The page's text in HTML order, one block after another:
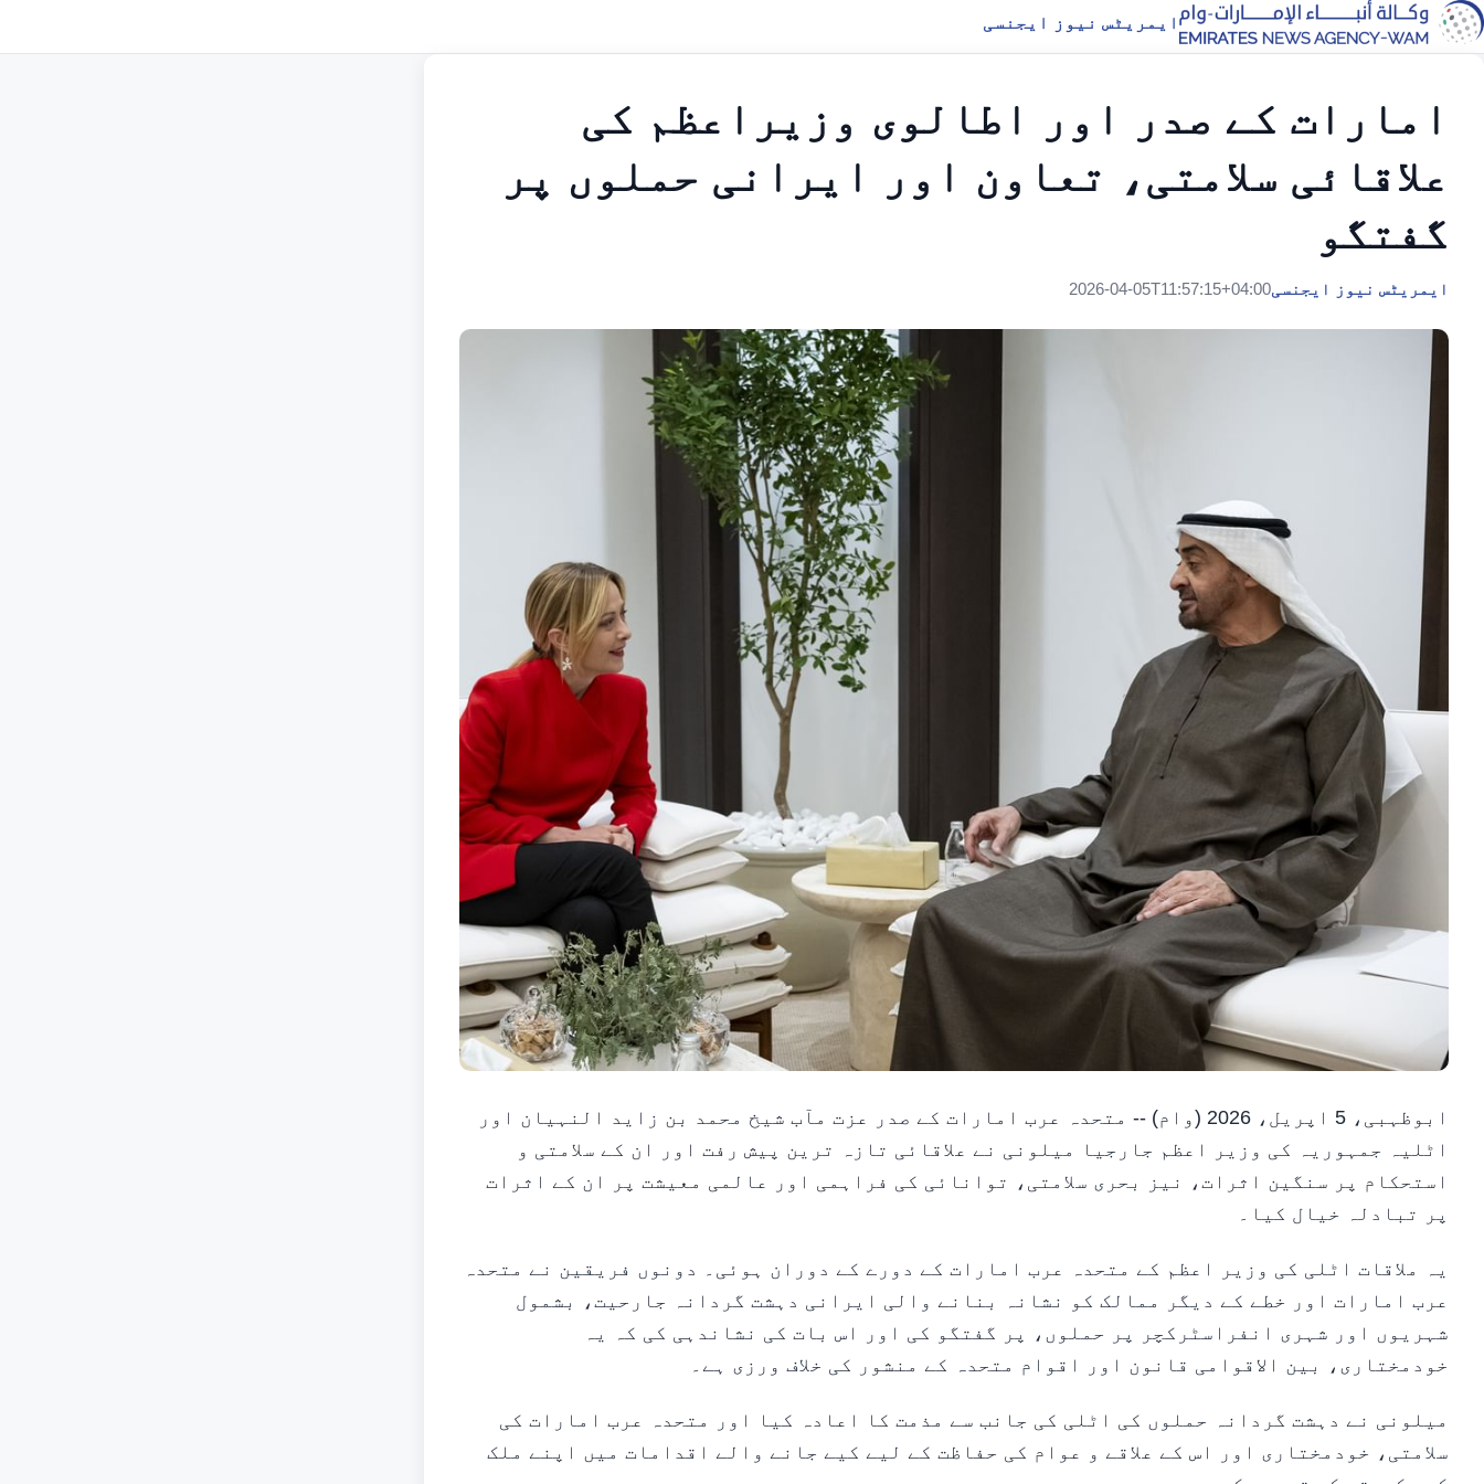
ایمریٹس نیوز ایجنسی
امارات کے صدر اور اطالوی وزیراعظم کی
علاقائی سلامتی، تعاون اور ایرانی حملوں پر
گفتگو
ایمریٹس نیوز ایجنسی2026-04-05T11:57:15+04:00
ابوظہبی، 5 اپریل، 2026 (وام) -- متحدہ عرب امارات کے صدر عزت مآب شیخ محمد بن زاید النہیان اور
اٹلیہ جمہوریہ کی وزیر اعظم جارجیا میلونی نے علاقائی تازہ ترین پیش رفت اور ان کے سلامتی و
استحکام پر سنگین اثرات، نیز بحری سلامتی، توانائی کی فراہمی اور عالمی معیشت پر ان کے اثرات
پر تبادلہ خیال کیا۔
یہ ملاقات اٹلی کی وزیر اعظم کے متحدہ عرب امارات کے دورے کے دوران ہوئی۔ دونوں فریقین نے متحدہ
عرب امارات اور خطے کے دیگر ممالک کو نشانہ بنانے والی ایرانی دہشت گردانہ جارحیت، بشمول
شہریوں اور شہری انفراسٹرکچر پر حملوں، پر گفتگو کی اور اس بات کی نشاندہی کی کہ یہ
خودمختاری، بین الاقوامی قانون اور اقوام متحدہ کے منشور کی خلاف ورزی ہے۔
میلونی نے دہشت گردانہ حملوں کی اٹلی کی جانب سے مذمت کا اعادہ کیا اور متحدہ عرب امارات کی
سلامتی، خودمختاری اور اس کے علاقے و عوام کی حفاظت کے لیے کیے جانے والے اقدامات میں اپنے ملک